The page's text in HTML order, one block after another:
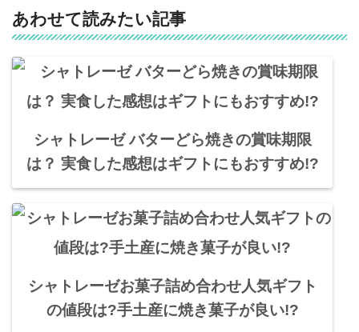
あわせて読みたい記事
シャトレーゼ バターどら焼きの賞味期限
は？ 実食した感想はギフトにもおすすめ!?
シャトレーゼお菓子詰め合わせ人気ギフト
の値段は?手土産に焼き菓子が良い!?